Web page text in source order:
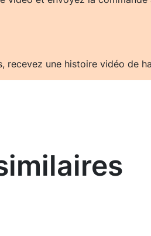
recevez une histoire vidéo de